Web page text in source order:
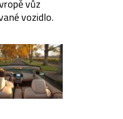
vůz
vozidlo.